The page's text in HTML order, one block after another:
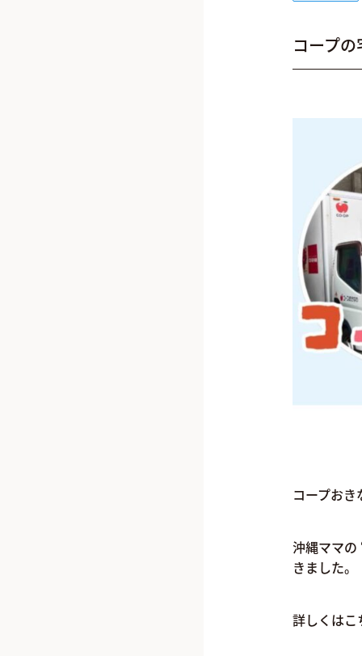
コープ
コープお
沖縄ママの
きました。
詳しくはこ